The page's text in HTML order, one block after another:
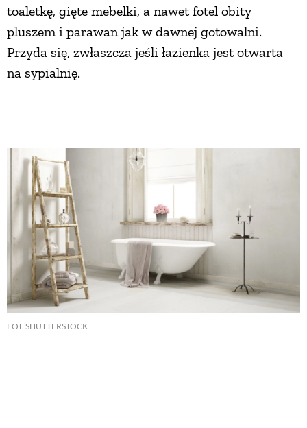
toaletkę, gięte mebelki, a nawet fotel obity
pluszem i parawan jak w dawnej gotowalni.
Przyda się, zwłaszcza jeśli łazienka jest otwarta
na sypialnię.
FOT. SHUTTERSTOCK